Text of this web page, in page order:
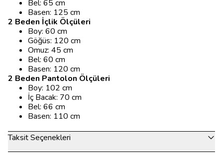
Bel: 65 cm
Basen: 125 cm
2 Beden İçlik Ölçüleri
Boy: 60 cm
Göğüs: 120 cm
Omuz: 45 cm
Bel: 60 cm
Basen: 120 cm
2 Beden Pantolon Ölçüleri
Boy: 102 cm
İç Bacak: 70 cm
Bel: 66 cm
Basen: 110 cm
Taksit Seçenekleri